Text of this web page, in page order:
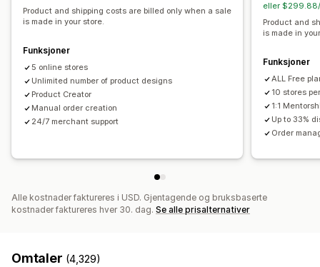
Fraktvalg
Hvit etikett Send mange produkter samtidig
Miljøvennlig frakt
Product and shipping costs are billed only when a sale
is made in your store.
Funksjoner
5 online stores
Unlimited number of product designs
Product Creator
Manual order creation
24/7 merchant support
eller
Product and
is made in
Funksjoner
ALL Free
10 stores
1:1
Up to 33%
Order
Alle kostnader faktureres i USD. Gjentagende og bruksbaserte
kostnader faktureres hver 30. dag. Se alle prisalternativer
Omtaler (4,329)